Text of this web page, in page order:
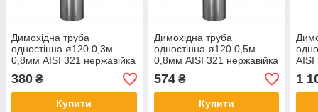
Димохідна труба
одностінна ø120 0,3м
0,8мм AISI 321 нержавійка
380 ₴
Купити
Димохідна труба
одностінна ø120 0,5м
0,8мм AISI 321 нержавійка
574₴
Купити
AISI
1